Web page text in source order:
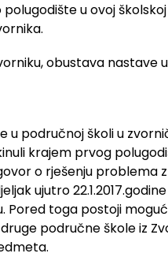
u ovoj
u područnoj školi u
krajem prvog
o rješenju problema
ujutro
Pored toga postoji
područne škole iz